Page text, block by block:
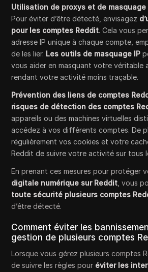
Utilisation de proxys et de masquage
Pour éviter d’être détecté, envisagez
pour les comptes Reddit. Cela vous
adresse IP unique à chaque compte,
de les lier. Les outils de masquage IP
vous aider en masquant votre véritable
rendant votre activité moins traçable.
Prévention des liens de comptes
risques de détection des comptes
appareils ou des machines virtuelles
accédez à vos différents comptes. De
régulièrement vos cookies et votre
Reddit de suivre votre activité sur tous
En prenant ces mesures pour protéger
digitale numérique sur Reddit , vous
toute sécurité plusieurs comptes
d’être détecté.
Comment éviter les
gestion de plusieurs comptes
Lorsque vous gérez plusieurs comptes
de suivre les règles pour éviter les